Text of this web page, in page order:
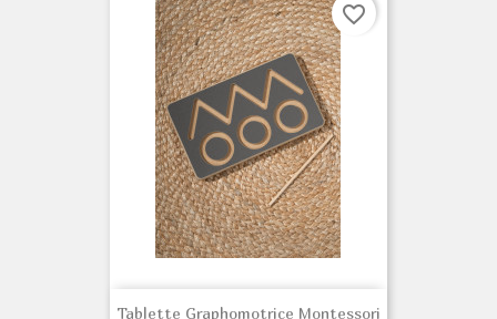
Tablette Graphomotrice Montessori
favorite_border